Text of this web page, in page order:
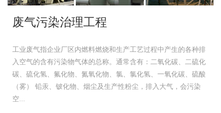
废气污染治理工程
工业废气指企业厂区内燃料燃烧和生产工艺过程中产生的各种排
入空气的含有污染物气体的总称。通常含有：二氧化碳、二硫化
碳、硫化氢、氟化物、氮氧化物、氯、氯化氢、一氧化碳、硫酸
（雾） 铅汞、铍化物、烟尘及生产性粉尘，排入大气，会污染
空...